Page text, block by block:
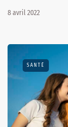
8 avril 2022
SANTÉ